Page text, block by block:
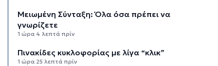
Μειωμένη Σύνταξη: Όλα όσα πρέπει να
γνωρίζετε
1 ώρα 4 λεπτά πρίν
Πινακίδες κυκλοφορίας με λίγα “κλικ”
1 ώρα 25 λεπτά πρίν